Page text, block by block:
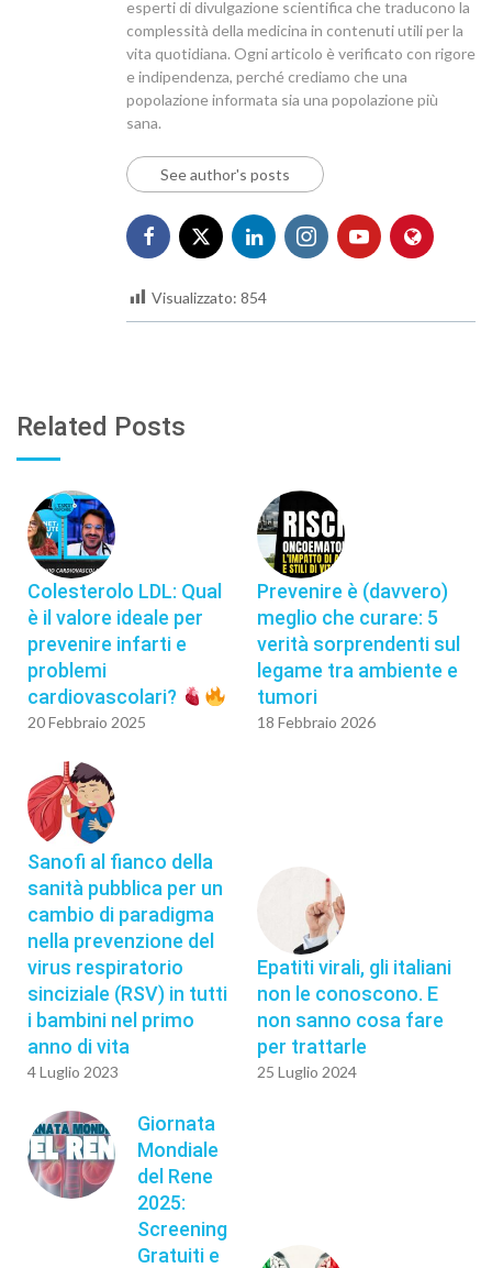
esperti di divulgazione scientifica che traducono la
complessità della medicina in contenuti utili per la
vita quotidiana. Ogni articolo è verificato con rigore
e indipendenza, perché crediamo che una
popolazione informata sia una popolazione più
sana.
See author's posts
Visualizzato: 854
Related Posts
Colesterolo LDL: Qual
è il valore ideale per
prevenire infarti e
problemi
cardiovascolari?
20 Febbraio 2025
Prevenire è (davvero)
meglio che curare: 5
verità sorprendenti sul
legame tra ambiente e
tumori
18 Febbraio 2026
Sanofi al fianco della
sanità pubblica per un
cambio di paradigma
nella prevenzione del
virus respiratorio
sinciziale (RSV) in tutti
i bambini nel primo
anno di vita
4 Luglio 2023
Epatiti virali, gli italiani
non le conoscono. E
non sanno cosa fare
per trattarle
25 Luglio 2024
Giornata
Mondiale
del Rene
2025:
Screening
Gratuiti e